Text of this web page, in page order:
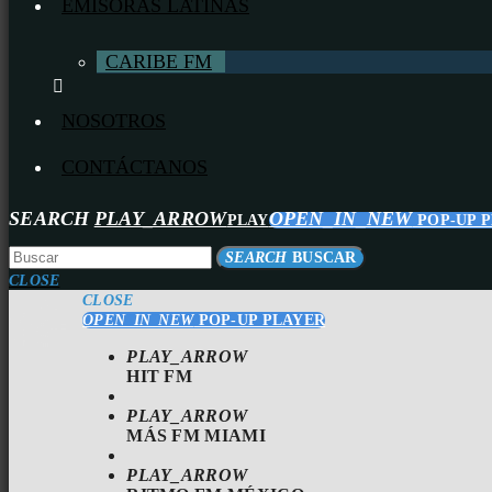
EMISORAS LATINAS
CARIBE FM
NOSOTROS
CONTÁCTANOS
SEARCH PLAY_ARROWPLAYOPEN_IN_NEW POP-UP
SEARCH BUSCAR
CLOSE
CLOSE
OPEN_IN_NEWPOP-UP PLAYER
PLAY_ARROW
HIT FM
PLAY_ARROW
MÁS FM MIAMI
PLAY_ARROW